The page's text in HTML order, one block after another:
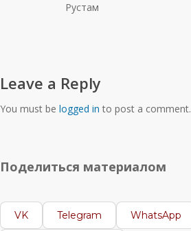
Рустам
Leave a Reply
You must be logged in to post a comment.
Поделиться материалом
VK Telegram WhatsApp